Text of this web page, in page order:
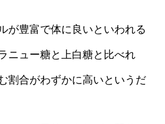
が豊富で体に良いといわれる
ニュー糖と上白糖と比べれ
割合がわずかに高いというだ